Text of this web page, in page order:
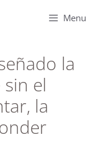
Menu
la
el
la